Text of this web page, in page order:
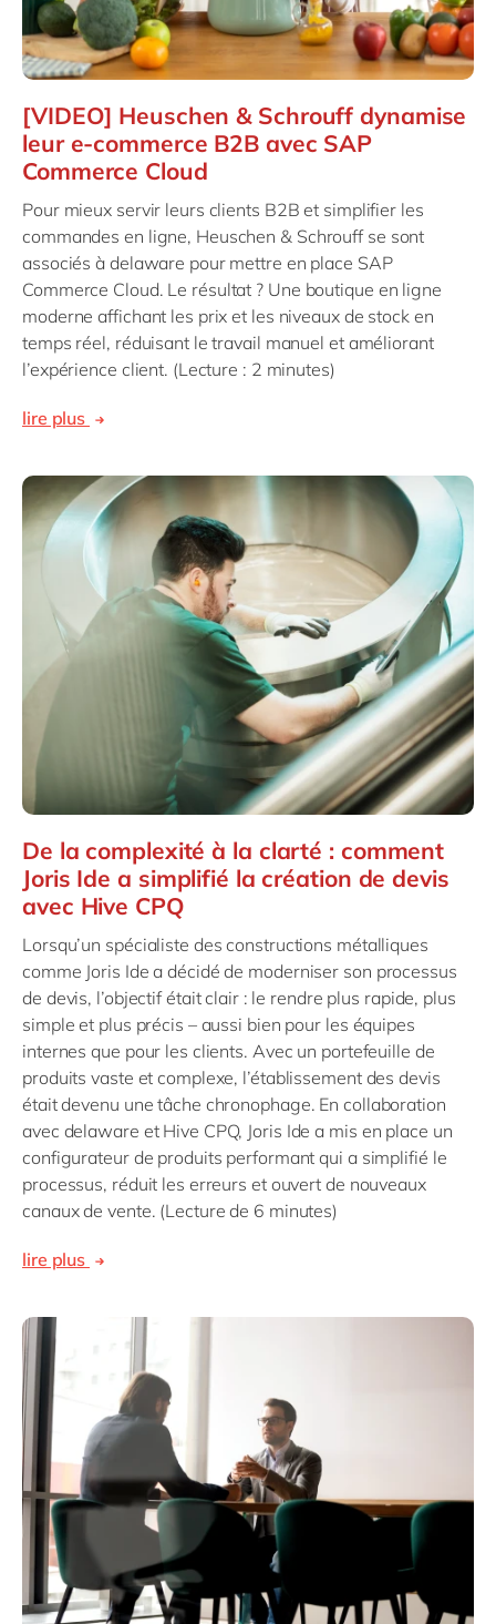
[VIDEO] Heuschen & Schrouff dynamise
leur e-commerce B2B avec SAP
Commerce Cloud
Pour mieux servir leurs clients B2B et simplifier les
commandes en ligne, Heuschen & Schrouff se sont
associés à delaware pour mettre en place SAP
Commerce Cloud. Le résultat ? Une boutique en ligne
moderne affichant les prix et les niveaux de stock en
temps réel, réduisant le travail manuel et améliorant
l’expérience client. (Lecture : 2 minutes)
lire plus
De la complexité à la clarté : comment
Joris Ide a simplifié la création de devis
avec Hive CPQ
Lorsqu’un spécialiste des constructions métalliques
comme Joris Ide a décidé de moderniser son processus
de devis, l’objectif était clair : le rendre plus rapide, plus
simple et plus précis – aussi bien pour les équipes
internes que pour les clients. Avec un portefeuille de
produits vaste et complexe, l’établissement des devis
était devenu une tâche chronophage. En collaboration
avec delaware et Hive CPQ, Joris Ide a mis en place un
configurateur de produits performant qui a simplifié le
processus, réduit les erreurs et ouvert de nouveaux
canaux de vente. (Lecture de 6 minutes)
lire plus